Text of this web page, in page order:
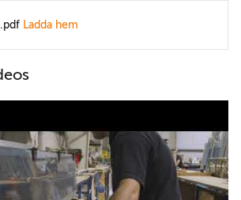
Ladda hem